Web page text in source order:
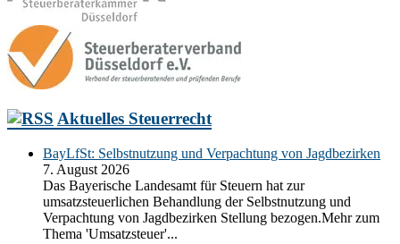
Aktuelles Steuerrecht
BayLfSt: Selbstnutzung und Verpachtung von Jagdbezirken
7. August 2026
Das Bayerische Landesamt für Steuern hat zur
umsatzsteuerlichen Behandlung der Selbstnutzung und
Verpachtung von Jagdbezirken Stellung bezogen.Mehr zum
Thema 'Umsatzsteuer'...